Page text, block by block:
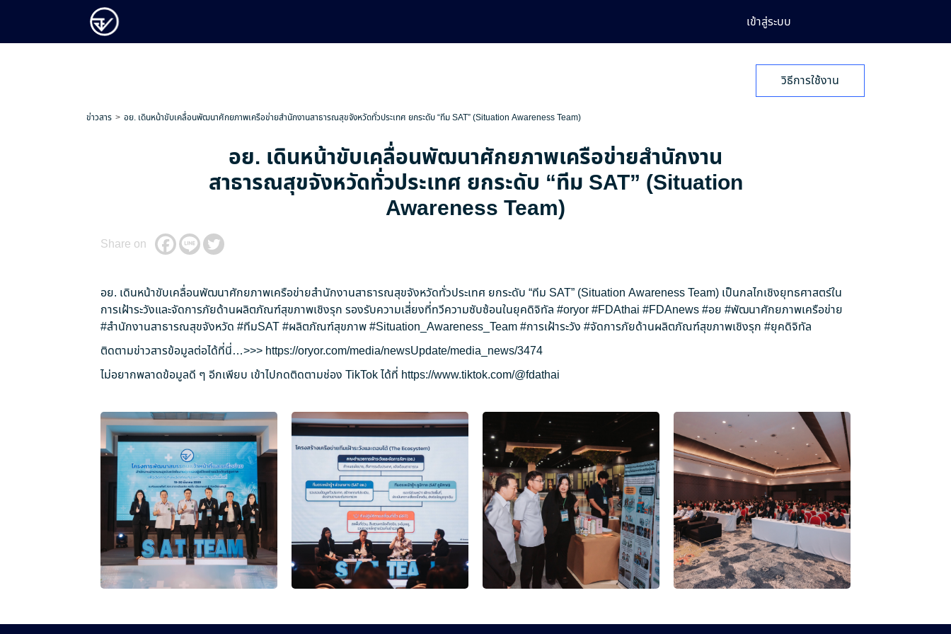
เข้าสู่ระบบ
วิธีการใช้งาน
ข่าวสาร อย. เดินหน้าขับเคลื่อนพัฒนาศักยภาพเครือข่ายสำนักงานสาธารณสุขจังหวัดทั่วประเทศ ยกระดับ “ทีม SAT” (Situation Awareness Team)
อย. เดินหน้าขับเคลื่อนพัฒนาศักยภาพเครือข่ายสำนักงาน
สาธารณสุขจังหวัดทั่วประเทศ ยกระดับ “ทีม SAT” (Situation
Awareness Team)
Share on
อย. เดินหน้าขับเคลื่อนพัฒนาศักยภาพเครือข่ายสำนักงานสาธารณสุขจังหวัดทั่วประเทศ ยกระดับ “ทีม SAT” (Situation Awareness Team) เป็นกลไกเชิงยุทธศาสตร์ใน
การเฝ้าระวังและจัดการภัยด้านผลิตภัณฑ์สุขภาพเชิงรุก รองรับความเสี่ยงที่ทวีความซับซ้อนในยุคดิจิทัล #oryor#FDAthai #FDAnews#อย #พัฒนาศักยภาพเครือข่าย
#สำนักงานสาธารณสุขจังหวัด #ทีมSAT#ผลิตภัณฑ์สุขภาพ#Situation_Awareness_Team#การเฝ้าระวัง #จัดการภัยด้านผลิตภัณฑ์สุขภาพเชิงรุก #ยุคดิจิทัล
ติดตามข่าวสารข้อมูลต่อได้ที่นี่…>>> https://oryor.com/media/newsUpdate/media_news/3474
ไม่อยากพลาดข้อมูลดี ๆ อีกเพียบ เข้าไปกดติดตามช่อง TikTok ได้ที่ https://www.tiktok.com/@fdathai